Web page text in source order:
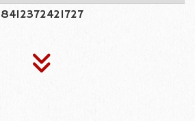
8412372421727